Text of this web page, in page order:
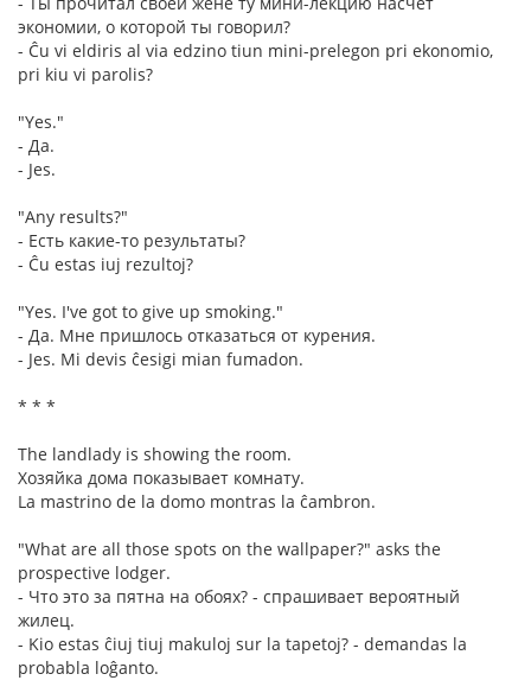
экономии, о которой ты говорил?
- Ĉu vi eldiris al via edzino tiun mini-prelegon pri ekonomio,
pri kiu vi parolis?
"Yes."
- Да.
- Jes.
"Any results?"
- Есть какие-то результаты?
- Ĉu estas iuj rezultoj?
"Yes. I've got to give up smoking."
- Да. Мне пришлось отказаться от курения.
- Jes. Mi devis ĉesigi mian fumadon.
* * *
The landlady is showing the room.
Хозяйка дома показывает комнату.
La mastrino de la domo montras la ĉambron.
"What are all those spots on the wallpaper?" asks the
prospective lodger.
- Что это за пятна на обоях? - спрашивает вероятный
жилец.
- Kio estas ĉiuj tiuj makuloj sur la tapetoj? - demandas la
probabla loĝanto.